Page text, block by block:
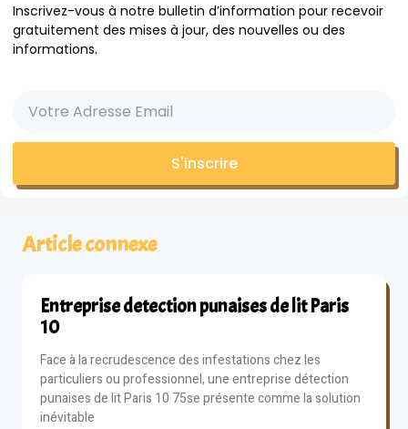
Inscrivez-vous à notre bulletin d’information pour recevoir
gratuitement des mises à jour, des nouvelles ou des
informations.
S'inscrire
Article connexe
Entreprise detection punaises de lit Paris
10
Face à la recrudescence des infestations chez les
particuliers ou professionnel, une entreprise détection
punaises de lit Paris 10 75se présente comme la solution
inévitable